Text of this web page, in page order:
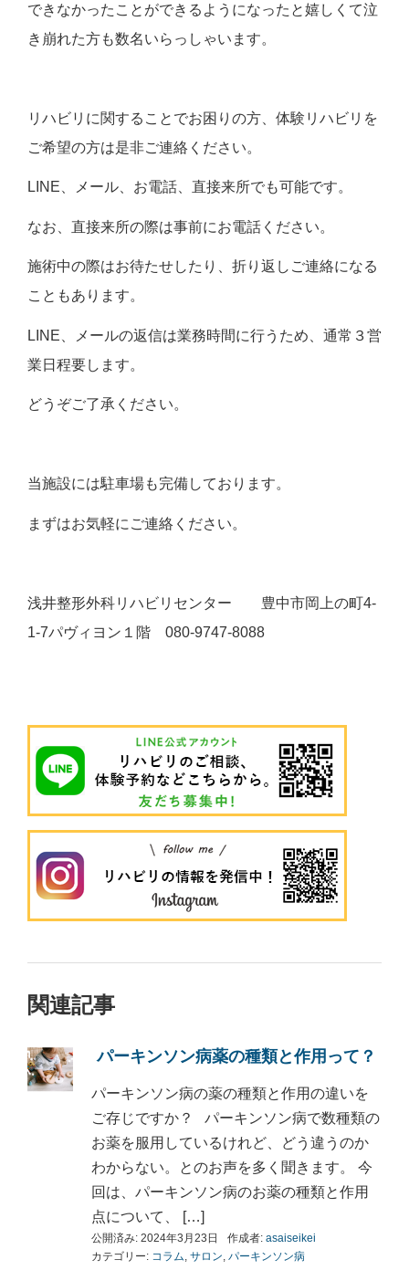
できなかったことができるようになったと嬉しくて泣
き崩れた方も数名いらっしゃいます。
リハビリに関することでお困りの方、体験リハビリを
ご希望の方は是非ご連絡ください。
LINE、メール、お電話、直接来所でも可能です。
なお、直接来所の際は事前にお電話ください。
施術中の際はお待たせしたり、折り返しご連絡になる
こともあります。
LINE、メールの返信は業務時間に行うため、通常３営
業日程要します。
どうぞご了承ください。
当施設には駐車場も完備しております。
まずはお気軽にご連絡ください。
浅井整形外科リハビリセンター 豊中市岡上の町4-
1-7パヴィヨン１階 080-9747-8088
関連記事
パーキンソン病薬の種類と作用って？
パーキンソン病の薬の種類と作用の違いを
ご存じですか？ パーキンソン病で数種類の
お薬を服用しているけれど、どう違うのか
わからない。とのお声を多く聞きます。 今
回は、パーキンソン病のお薬の種類と作用
点について、 […]
公開済み: 2024年3月23日 作成者: asaiseikei
カテゴリー: コラム サロン パーキンソン病